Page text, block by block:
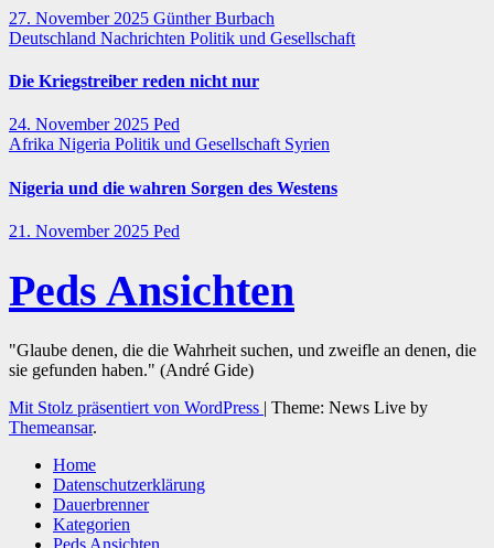
27. November 2025 Günther Burbach
Deutschland Nachrichten Politik und Gesellschaft
Die Kriegstreiber reden nicht nur
24. November 2025 Ped
Afrika Nigeria Politik und Gesellschaft Syrien
Nigeria und die wahren Sorgen des Westens
21. November 2025 Ped
Peds Ansichten
"Glaube denen, die die Wahrheit suchen, und zweifle an denen, die
sie gefunden haben." (André Gide)
Mit Stolz präsentiert von WordPress | Theme: News Live by
Themeansar.
Home
Datenschutzerklärung
Dauerbrenner
Kategorien
Peds Ansichten